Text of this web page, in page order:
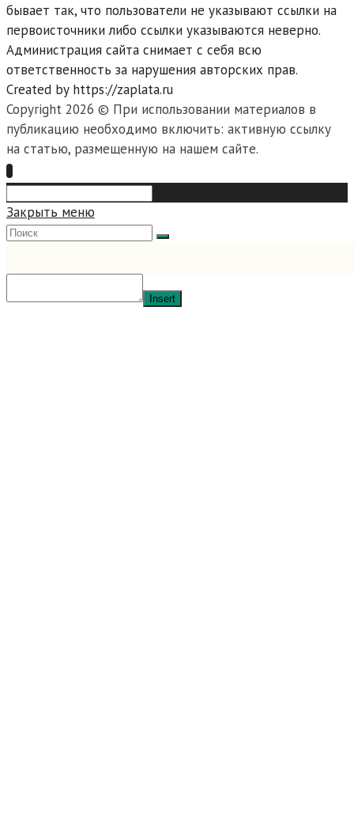
бывает так, что пользователи не указывают ссылки на
первоисточники либо ссылки указываются неверно.
Администрация сайта снимает с себя всю
ответственность за нарушения авторских прав.
Created by https://zaplata.ru
Copyright 2026 © При использовании материалов в
публикацию необходимо включить: активную ссылку
на статью, размещенную на нашем сайте.
Search
this
website
Закрыть меню
Insert